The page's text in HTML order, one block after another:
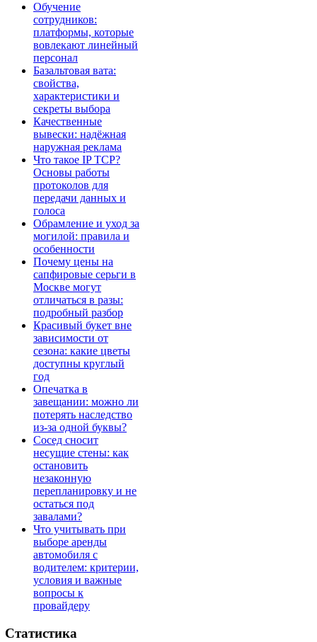
Обучение
сотрудников:
платформы, которые
вовлекают линейный
персонал
Базальтовая вата:
свойства,
характеристики и
секреты выбора
Качественные
вывески: надёжная
наружная реклама
Что такое IP TCP?
Основы работы
протоколов для
передачи данных и
голоса
Обрамление и уход за
могилой: правила и
особенности
Почему цены на
сапфировые серьги в
Москве могут
отличаться в разы:
подробный разбор
Красивый букет вне
зависимости от
сезона: какие цветы
доступны круглый
год
Опечатка в
завещании: можно ли
потерять наследство
из-за одной буквы?
Сосед сносит
несущие стены: как
остановить
незаконную
перепланировку и не
остаться под
завалами?
Что учитывать при
выборе аренды
автомобиля с
водителем: критерии,
условия и важные
вопросы к
провайдеру
Статистика